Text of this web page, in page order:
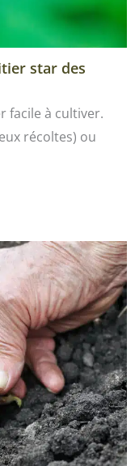
star des
facile à cultiver.
récoltes) ou